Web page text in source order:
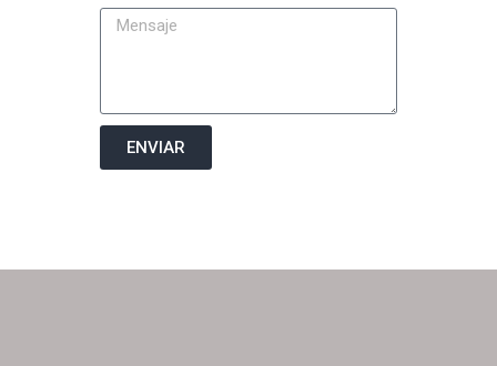
ENVIAR